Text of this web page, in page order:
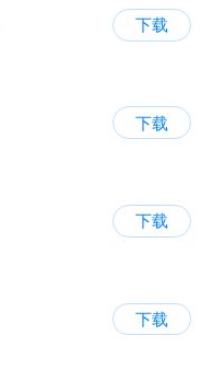
下载
下载
下载
下载